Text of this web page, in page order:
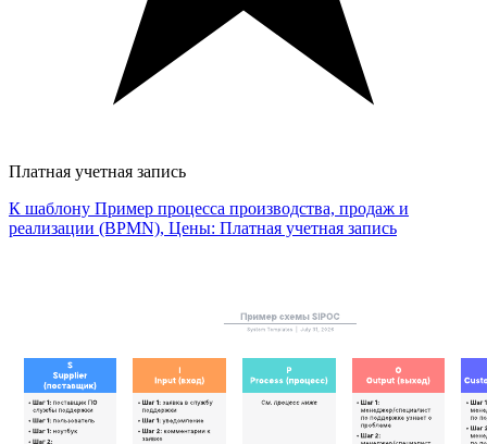
Платная учетная запись
К шаблону Пример процесса производства, продаж и
реализации (BPMN), Цены: Платная учетная запись